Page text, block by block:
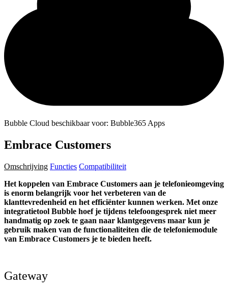
Bubble Cloud beschikbaar voor: Bubble365 Apps
Embrace Customers
Omschrijving Functies Compatibiliteit
Het koppelen van Embrace Customers aan je telefonieomgeving
is enorm belangrijk voor het verbeteren van de
klanttevredenheid en het efficiënter kunnen werken. Met onze
integratietool Bubble hoef je tijdens telefoongesprek niet meer
handmatig op zoek te gaan naar klantgegevens maar kun je
gebruik maken van de functionaliteiten die de telefoniemodule
van Embrace Customers je te bieden heeft.
Gateway